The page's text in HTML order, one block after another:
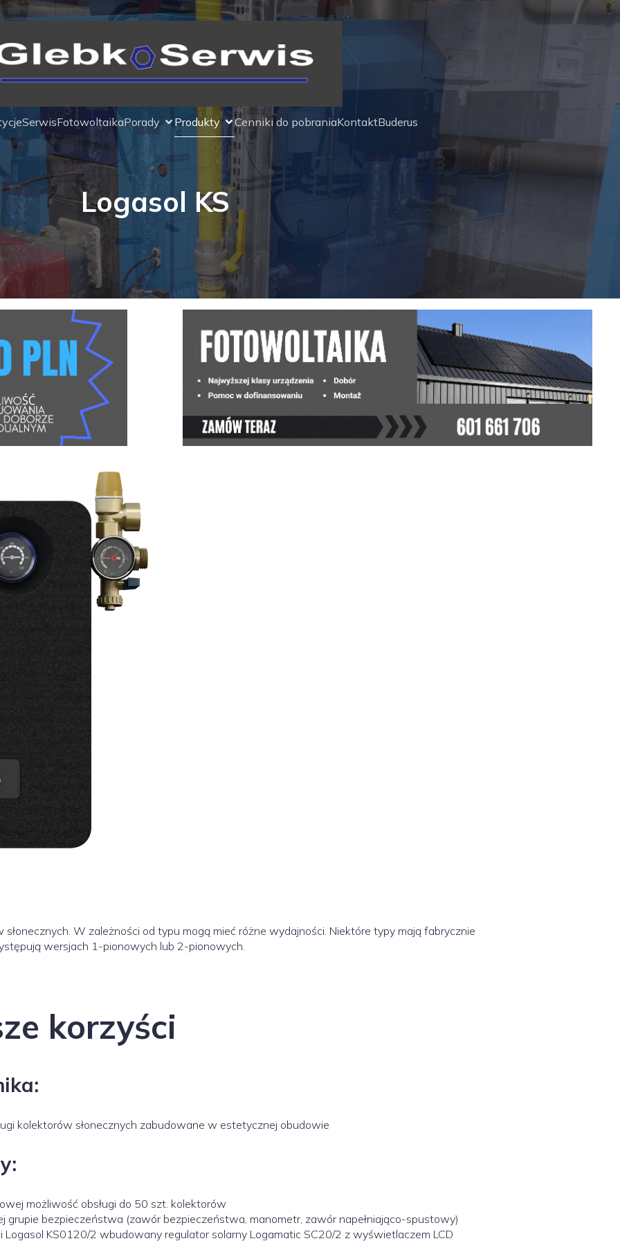
SerwisFotowoltaikaPorady Produkty Cenniki do pobraniaKontaktBuderus
Logasol KS
W zależności od typu mogą mieć różne wydajności. Niektóre typy mają fabrycznie
wersjach 1-pionowych lub 2-pionowych.
korzyści
kolektorów słonecznych zabudowane w estetycznej obudowie
możliwość obsługi do 50 szt. kolektorów
grupie bezpieczeństwa (zawór bezpieczeństwa, manometr, zawór napełniająco-spustowy)
KS0120/2 wbudowany regulator solarny Logamatic SC20/2 z wyświetlaczem LCD